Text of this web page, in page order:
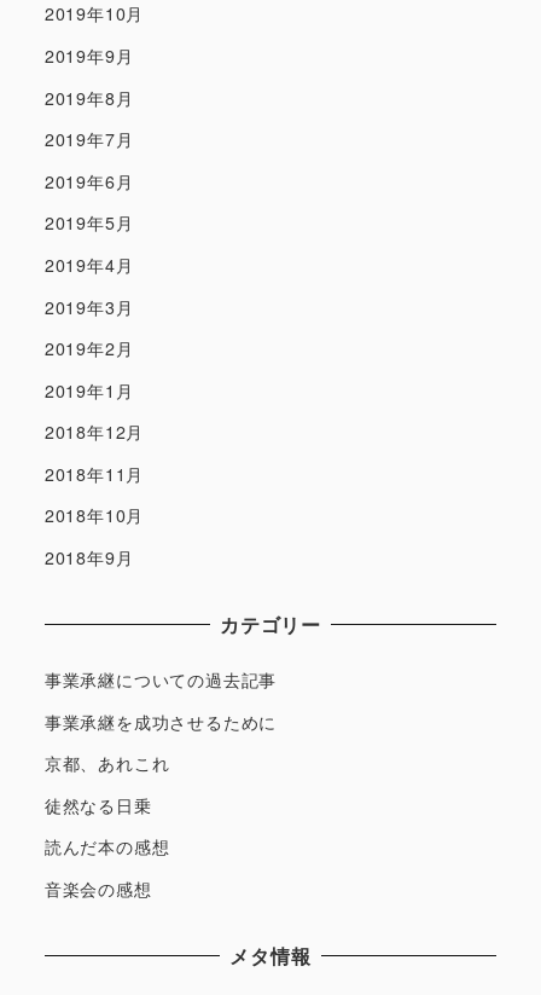
2019年10月
2019年9月
2019年8月
2019年7月
2019年6月
2019年5月
2019年4月
2019年3月
2019年2月
2019年1月
2018年12月
2018年11月
2018年10月
2018年9月
カテゴリー
事業承継についての過去記事
事業承継を成功させるために
京都、あれこれ
徒然なる日乗
読んだ本の感想
音楽会の感想
メタ情報